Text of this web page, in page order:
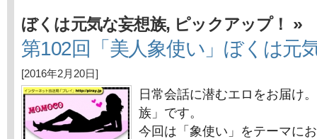
ぼくは元気な妄想族, ピックアップ！ »
第102回「美人象使い」ぼくは元
[2016年2月20日]
日常会話に潜むエロをお届け
族」です。
今回は「象使い」をテーマに